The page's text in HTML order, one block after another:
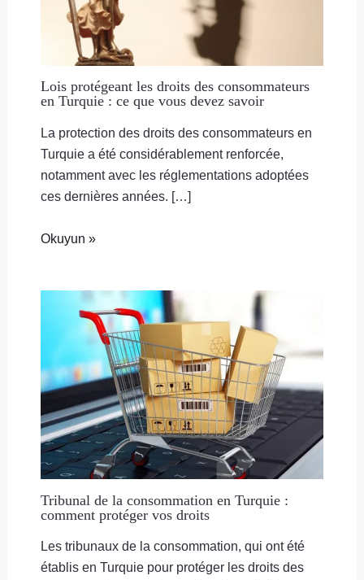
Lois protégeant les droits des consommateurs
en Turquie : ce que vous devez savoir
La protection des droits des consommateurs en
Turquie a été considérablement renforcée,
notamment avec les réglementations adoptées
ces dernières années. […]
Okuyun »
Tribunal de la consommation en Turquie :
comment protéger vos droits
Les tribunaux de la consommation, qui ont été
établis en Turquie pour protéger les droits des